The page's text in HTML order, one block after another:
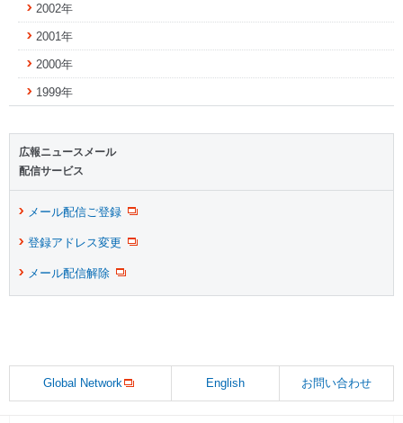
2002年
2001年
2000年
1999年
広報ニュースメール
配信サービス
メール配信ご登録
登録アドレス変更
メール配信解除
Global Network English お問い合わせ